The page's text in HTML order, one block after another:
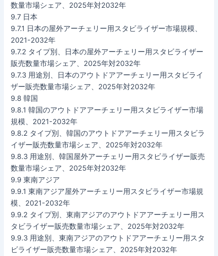
数量市場シェア、2025年対2032年
9.7 日本
9.7.1 日本の屋外アーチェリー用スタビライザー市場規模、
2021-2032年
9.7.2 タイプ別、日本の屋外アーチェリー用スタビライザー
販売数量市場シェア、2025年対2032年
9.7.3 用途別、日本のアウトドアアーチェリー用スタビライ
ザー販売数量市場シェア、2025年対2032年
9.8 韓国
9.8.1 韓国のアウトドアアーチェリー用スタビライザー市場
規模、2021-2032年
9.8.2 タイプ別、韓国のアウトドアアーチェリー用スタビラ
イザー販売数量市場シェア、2025年対2032年
9.8.3 用途別、韓国屋外アーチェリー用スタビライザー販売
数量市場シェア、2025年対2032年
9.9 東南アジア
9.9.1 東南アジア屋外アーチェリー用スタビライザー市場規
模、2021-2032年
9.9.2 タイプ別、東南アジアのアウトドアアーチェリー用ス
タビライザー販売数量市場シェア、2025年対2032年
9.9.3 用途別、東南アジアのアウトドアアーチェリー用スタ
ビライザー販売数量市場シェア、2025年対2032年